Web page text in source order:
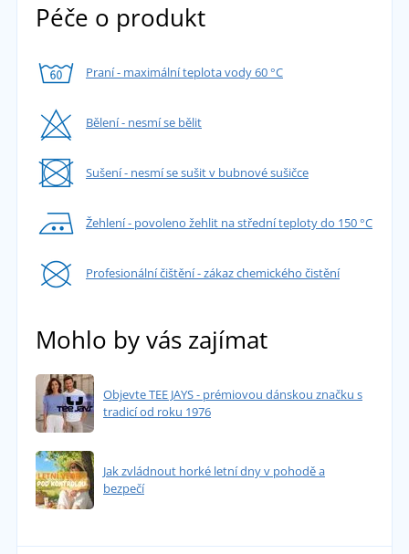
Péče o produkt
Praní - maximální teplota vody 60 °C
Bělení - nesmí se bělit
Sušení - nesmí se sušit v bubnové sušičce
Žehlení - povoleno žehlit na střední teploty do 150 °C
Profesionální čištění - zákaz chemického čistění
Mohlo by vás zajímat
Objevte TEE JAYS - prémiovou dánskou značku s
tradicí od roku 1976
Jak zvládnout horké letní dny v pohodě a
bezpečí